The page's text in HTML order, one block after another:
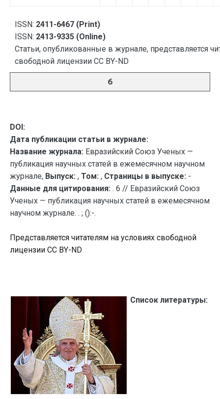
ISSN: 2411-6467 (Print)
ISSN: 2413-9335 (Online)
Статьи, опубликованные в журнале, представляется
свободной лицензии CC BY-ND
6
DOI:
Дата публикации статьи в журнале:
Название журнала: Евразийский Союз Ученых —
публикация научных статей в ежемесячном научном
журнале, Выпуск: , Том: , Страницы в выпуске: -
Данные для цитирования: . 6 // Евразийский Союз
Ученых — публикация научных статей в ежемесячном
научном журнале. . ; ():-.
Представляется читателям на условиях свободной
лицензии CC BY-ND
Список литературы: